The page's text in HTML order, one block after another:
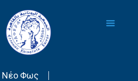
Νέο Φως